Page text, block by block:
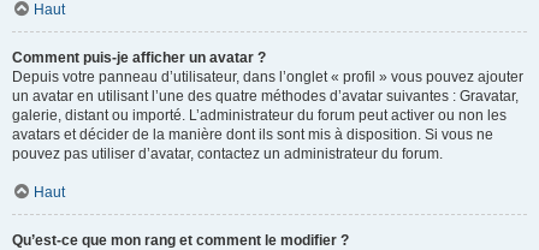
Haut
Comment puis-je afficher un avatar ?
Depuis votre panneau d’utilisateur, dans l’onglet « profil » vous pouvez ajouter
un avatar en utilisant l’une des quatre méthodes d’avatar suivantes : Gravatar,
galerie, distant ou importé. L’administrateur du forum peut activer ou non les
avatars et décider de la manière dont ils sont mis à disposition. Si vous ne
pouvez pas utiliser d’avatar, contactez un administrateur du forum.
Haut
Qu’est-ce que mon rang et comment le modifier ?